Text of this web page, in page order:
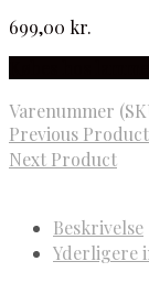
699,00 kr.
Varenummer
Previous Product
Next Product
Beskrivelse
Yderligere